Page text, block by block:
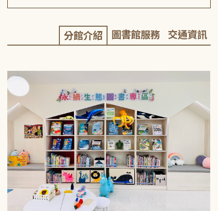
分館介紹 圖書館服務 交通資訊